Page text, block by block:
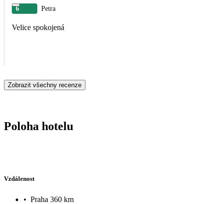
6 Petra
Velice spokojená
Zobrazit všechny recenze
Poloha hotelu
Vzdálenost
• Praha 360 km